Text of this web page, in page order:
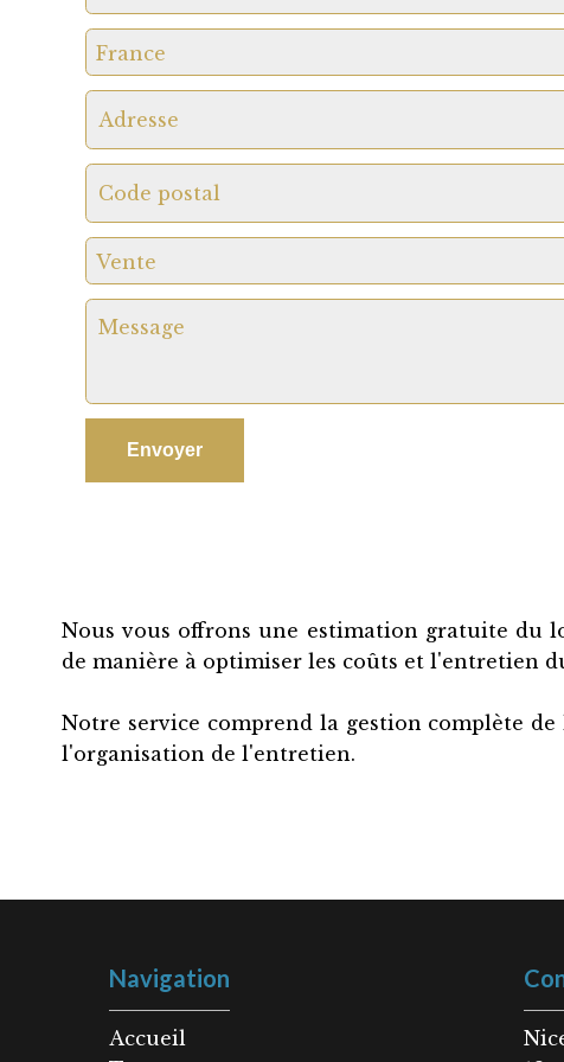
France
Vente
Envoyer
Nous vous offrons une estimation gratuite du
de manière à optimiser les coûts et l'entretien
Notre service comprend la gestion complète
l'organisation de l'entretien.
Navigation
Accueil